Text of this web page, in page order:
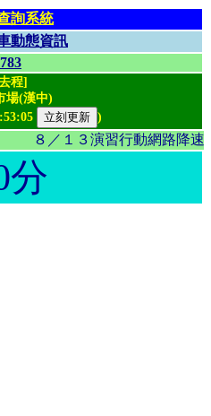
詢系統
動態資訊
783
程]
場(漢中)
)
８／１３演習行動網路
分